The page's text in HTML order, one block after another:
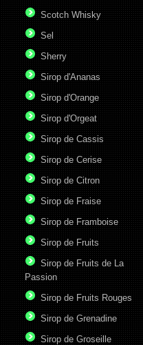
Scotch Whisky
Sel
Sherry
Sirop d'Ananas
Sirop d'Orange
Sirop d'Orgeat
Sirop de Cassis
Sirop de Cerise
Sirop de Citron
Sirop de Fraise
Sirop de Framboise
Sirop de Fruits
Sirop de Fruits de La
Passion
Sirop de Fruits Rouges
Sirop de Grenadine
Sirop de Groseille